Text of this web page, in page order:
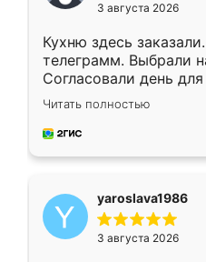
3 августа 2026
Кухню здесь
телеграмм. Выбрали
Согласовали день
недели кухня была
довольны работой.
мебель за
Читать полностью
yaroslava1986
3 августа 2026